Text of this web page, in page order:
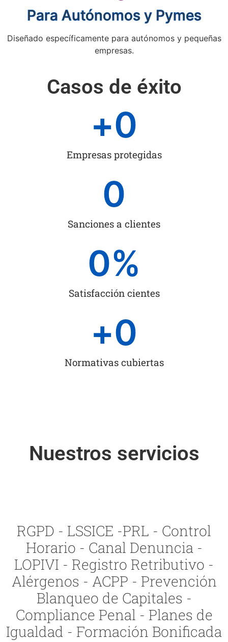
Para Autónomos y Pymes
Diseñado específicamente para autónomos y pequeñas
empresas.
Casos de éxito
Empresas protegidas
+0
Sanciones a clientes
0
Satisfacción cientes
0%
Normativas cubiertas
+0
Nuestros servicios
RGPD - LSSICE -PRL - Control
Horario - Canal Denuncia -
LOPIVI - Registro Retributivo -
Alérgenos - ACPP - Prevención
Blanqueo de Capitales -
Compliance Penal - Planes de
Igualdad - Formación Bonificada